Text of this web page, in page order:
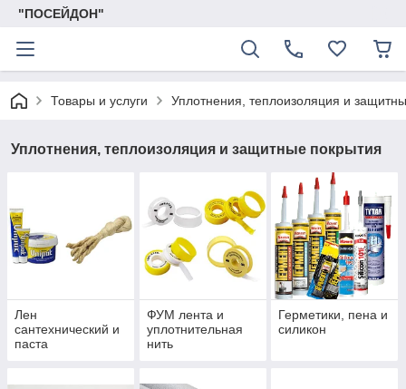
"ПОСЕЙДОН"
Товары и услуги Уплотнения, теплоизоляция и
Уплотнения, теплоизоляция и защитные покрытия
Лен
сантехнический и
паста
ФУМ лента и
уплотнительная
нить
Герметики, пена и
силикон